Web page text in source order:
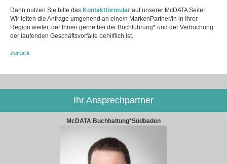
Dann nutzen Sie bitte das Kontaktformular auf unserer McDATA Seite!
Wir leiten die Anfrage umgehend an eine/n MarkenPartner/in in Ihrer
Region weiter, der Ihnen gerne bei der Buchführung* und der Verbuchung
der laufenden Geschäftsvorfälle behilflich ist.
zurück
Ihr Ansprechpartner
McDATA Buchhaltung*Südbaden